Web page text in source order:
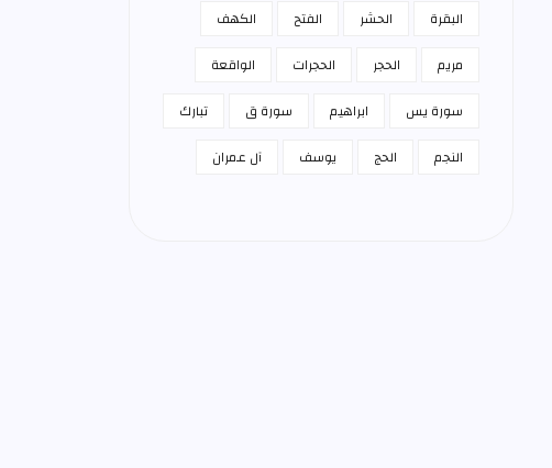
البقرة الحشر الفتح
الكهف
مريم
الحجر الحجرات
الواقعة
سورة يس
ابراهيم سورة ق
تبارك
النجم
الحج يوسف آل عمران